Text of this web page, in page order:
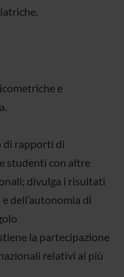
e
di rapporti di
studenti con altre
divulga i risultati
dell’autonomia di
la partecipazione
relativi ai più